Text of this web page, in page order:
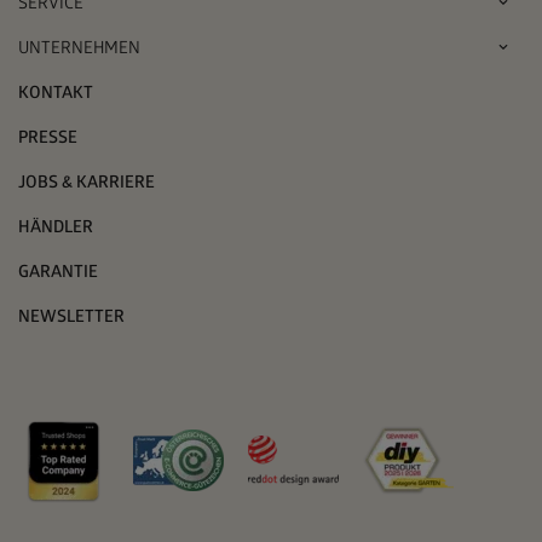
UNTERNEHMEN
KONTAKT
PRESSE
JOBS & KARRIERE
HÄNDLER
GARANTIE
NEWSLETTER